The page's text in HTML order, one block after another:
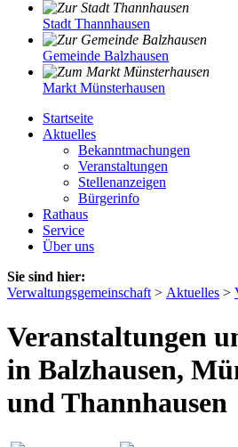
Stadt Thannhausen
Gemeinde Balzhausen
Markt Münsterhausen
Startseite
Aktuelles
Bekanntmachungen
Veranstaltungen
Stellenanzeigen
Bürgerinfo
Rathaus
Service
Über uns
Sie sind hier:
Verwaltungsgemeinschaft > Aktuelles >
Veranstaltungen
in Balzhausen,
und Thannhausen